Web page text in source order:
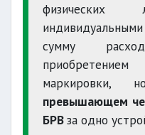
физических
сумму
приобретением
превышающем
БРВза одно